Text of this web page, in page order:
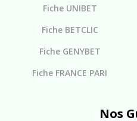
Fiche UNIBET
Fiche BETCLIC
Fiche GENYBET
Fiche FRANCE PARI
Nos